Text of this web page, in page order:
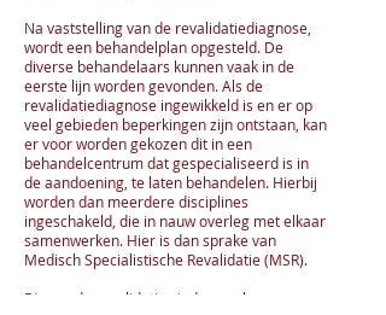
Na vaststelling van de revalidatiediagnose,
wordt een behandelplan opgesteld. De
diverse behandelaars kunnen vaak in de
eerste lijn worden gevonden. Als de
revalidatiediagnose ingewikkeld is en er op
veel gebieden beperkingen zijn ontstaan, kan
er voor worden gekozen dit in een
behandelcentrum dat gespecialiseerd is in
de aandoening, te laten behandelen. Hierbij
worden dan meerdere disciplines
ingeschakeld, die in nauw overleg met elkaar
samenwerken. Hier is dan sprake van
Medisch Specialistische Revalidatie (MSR).
Binnen de revalidatie vinden veel